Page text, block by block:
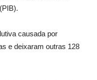
causada por
e deixaram outras 128